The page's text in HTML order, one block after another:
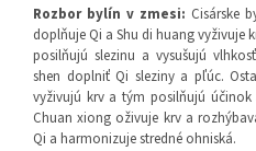
Rozbor bylín v zmesi: Cisárske
doplňuje Qi a Shu di huang vyživuje
posilňujú slezinu a vysušujú
shen doplniť Qi sleziny a pľúc.
vyživujú krv a tým posilňujú
Chuan xiong oživuje krv a
Qi a harmonizuje stredné ohniská.